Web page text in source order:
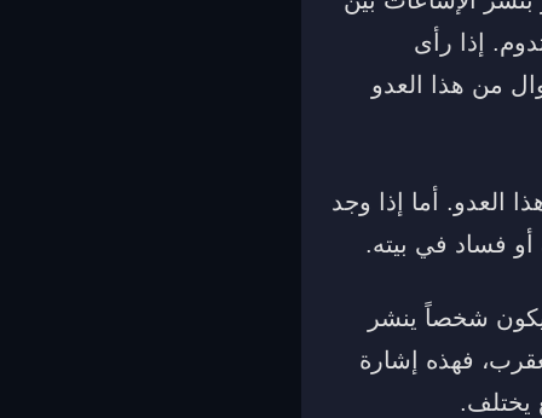
إذا رأى
من هذا العدو
العدو. أما إذا وجد
فساد في بيته.
شخصاً ينشر
فهذه إشارة
يختلف.